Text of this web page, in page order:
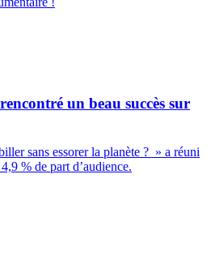
un beau succès sur
sans essorer la planète ? » a réuni
% de part d’audience.